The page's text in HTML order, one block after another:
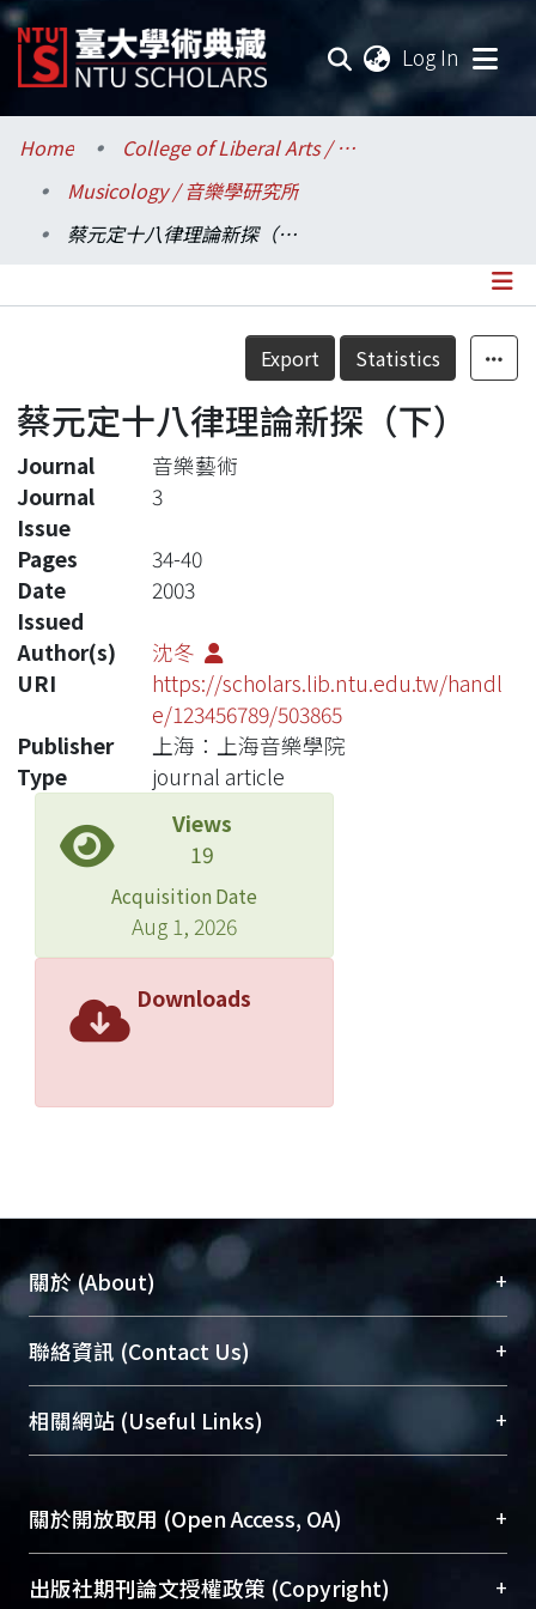
Log In
Communities & Collections
Research Outputs
Statistics
Home
College of Liberal Arts / 文學院
Musicology / 音樂學研究所
蔡元定十八律理論新探（下）
Details
Export Statistics
蔡元定十八律理論新探（下）
Journal
音樂藝術
Journal
Issue
3
Pages
34-40
Date
Issued
2003
Author(s)
沈冬
URI
https://scholars.lib.ntu.edu.tw/handl
e/123456789/503865
Publisher
上海：上海音樂學院
Type
journal article
Views
19
Acquisition Date
Aug 1, 2026
Downloads
關於 (About) +
臺大位居世界頂尖大學之列，為永久珍藏及向國際
展現本校豐碩的研究成果及學術能量，圖書館整合
機構典藏（NTUR）與學術庫（AH）不同功能平
台，成為臺大學術典藏NTU scholars。期能整合研
究能量、促進交流合作、保存學術產出、推廣研究
成果。
To permanently archive and promote researcher
profiles and scholarly works, Library integrates the
聯絡資訊 (Contact Us) +
總館學科館員(Main Library)
醫學圖書館學科館員(Medical Library)
Sciences Library)
相關網站 (Useful Links) +
關於開放取用 (Open Access, OA) +
開放取用是從使用者角度提升資訊取用性的社會運
出版社期刊論文授權政策 (Copyright) +